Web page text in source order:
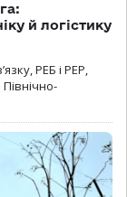
й логістику
РЕБ і РЕР,